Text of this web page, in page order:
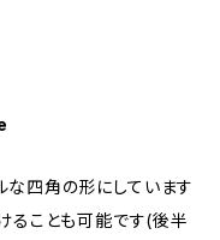
四角の形にしています
ることも可能です(後半